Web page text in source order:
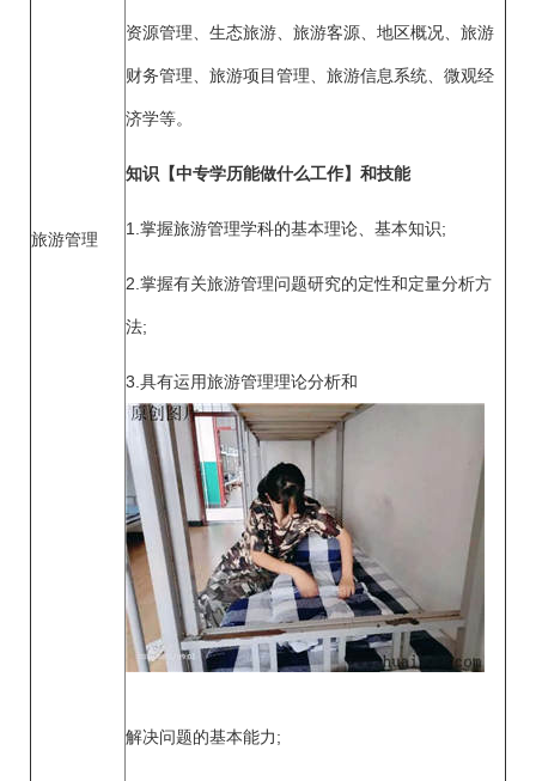
旅游管理
资源管理、生态旅游、旅游客源、地区概况、旅游
财务管理、旅游项目管理、旅游信息系统、微观经
济学等。
知识【中专学历能做什么工作】和技能
1.掌握旅游管理学科的基本理论、基本知识;
2.掌握有关旅游管理问题研究的定性和定量分析方
法;
3.具有运用旅游管理理论分析和
解决问题的基本能力;